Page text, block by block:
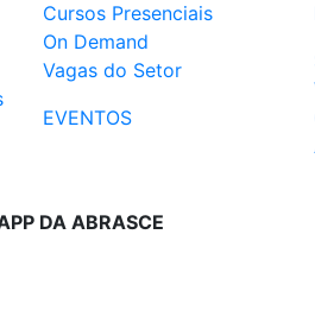
Cursos Presenciais
On Demand
Vagas do Setor
EVENTOS
DA ABRASCE